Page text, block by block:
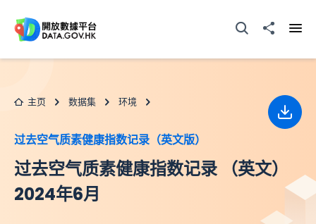
打开搜寻器分享至
主页 数据集 环境
过去空气质素健康指数记录（英文版）
过去空气质素健康指数记录 （英文）
2024年6月
下载